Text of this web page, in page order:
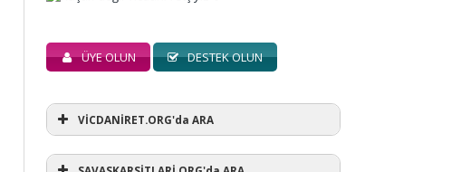
ÜYE OLUN DESTEK OLUN
VİCDANİRET.ORG'da ARA